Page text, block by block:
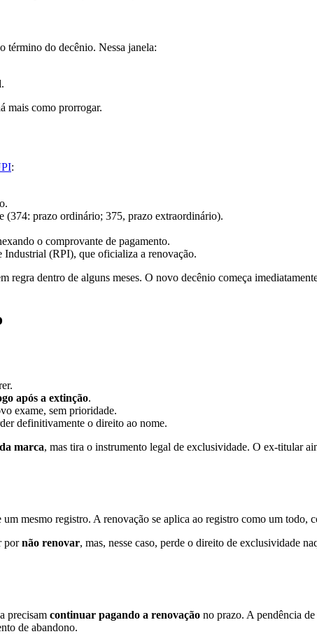
término do decênio. Nessa janela:
mais como prorrogar.
:
(374: prazo ordinário; 375, prazo extraordinário).
o comprovante de pagamento.
Industrial (RPI), que oficializa a renovação.
regra dentro de alguns meses. O novo decênio começa
após a extinção.
exame, sem prioridade.
definitivamente o direito ao nome.
marca, mas tira o instrumento legal de exclusividade. O ex-titular
mesmo registro. A renovação se aplica ao registro como um todo,
pornão renovar, mas, nesse caso, perde o direito de exclusividade
precisam continuar pagando a renovação no prazo. A pendência
de abandono.